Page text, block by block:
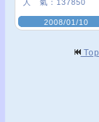
人 氣： 137850
2008/01/10
Top